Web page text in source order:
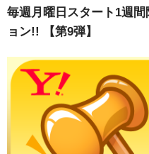
13インチ：冬タイヤホイ
14インチ：冬タイヤホイ
15インチ：冬タイヤホイ
16インチ：冬タイヤホイ
毎週月曜日スタート1週
ョン!! 【第9弾】